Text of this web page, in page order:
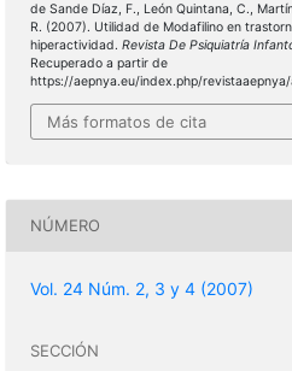
de Sande Díaz, F., León Quintana, C.,
R. (2007). Utilidad de Modafilino en
hiperactividad. Revista De Psiquiatría
Recuperado a partir de
https://aepnya.eu/index.php/
Más formatos de cita
NÚMERO
Vol. 24 Núm. 2, 3 y 4 (2007)
SECCIÓN